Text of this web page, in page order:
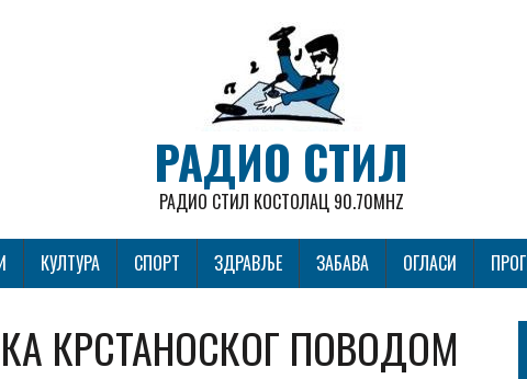
РАДИО СТИЛ
РАДИО СТИЛ КОСТОЛАЦ 90.70MHZ
КУЛТУРА СПОРТ ЗДРАВЉЕ ЗАБАВА ОГЛАСИ
КРСТАНОСКОГ ПОВОДОМ